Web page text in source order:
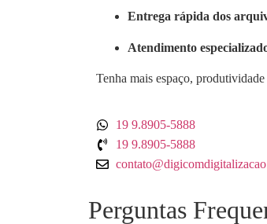
Entrega rápida dos
Atendimento
Tenha mais espaço,
19 9.8905-5888
19 9.8905-5888
Perguntas